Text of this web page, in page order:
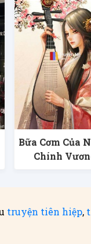
Bữa Cơm Của
Chính
truyện tiên hiệp,